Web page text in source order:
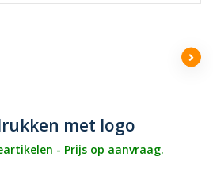
met logo
- Prijs op aanvraag.